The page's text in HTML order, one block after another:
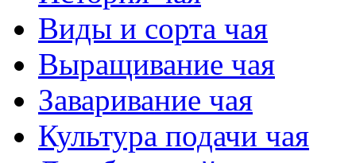
Виды и сорта чая
Выращивание чая
Заваривание чая
Культура подачи чая